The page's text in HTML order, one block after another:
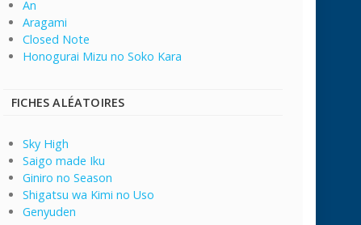
An
Aragami
Closed Note
Honogurai Mizu no Soko Kara
FICHES ALÉATOIRES
Sky High
Saigo made Iku
Giniro no Season
Shigatsu wa Kimi no Uso
Genyuden